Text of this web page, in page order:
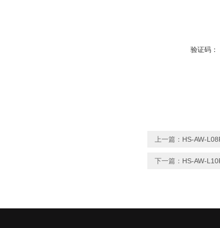
验证码：
上一篇： HS-AW-
下一篇： HS-AW-